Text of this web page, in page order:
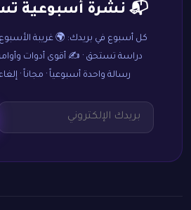
📬 نشرة أسبوعية
كل أسبوع في بريدك: 🌍 غريبة الأسبوع
دراسة تستحق · ✍️ أقوى أدوات
رسالة واحدة أسبوعياً · مجاناً ·